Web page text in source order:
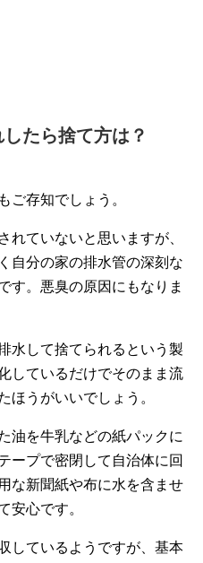
たら捨て方は？
ご存知でしょう。
れていないと思いますが、
自分の家の排水管の深刻な
す。悪臭の原因にもなりま
水して捨てられるという製
しているだけでそのまま流
ほうがいいでしょう。
油を牛乳などの紙パックに
ープで密閉して自治体に回
な新聞紙や布に水を含ませ
安心です。
しているようですが、基本